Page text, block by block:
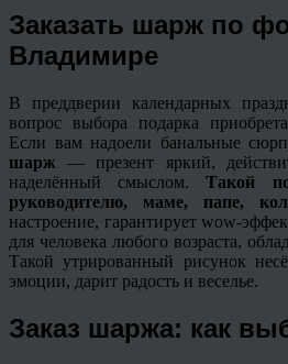
Заказать шарж по
Владимире
В преддверии календарных
вопрос выбора подарка
Если вам надоели банальные
шарж — презент яркий,
наделённый смыслом.Такой
руководителю, маме, папе,
настроение, гарантирует wow-
для человека любого возраста,
Такой утрированный рисунок
эмоции, дарит радость и веселье.
Заказ шаржа: как